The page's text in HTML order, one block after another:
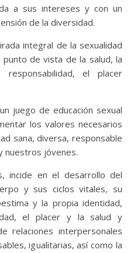
a sus intereses y con un
de la diversidad.
integral de la sexualidad
de vista de la salud, la
el placer
juego de educación sexual
los valores necesarios
sana, diversa, responsable
nuestros jóvenes.
incide en el desarrollo del
y sus ciclos vitales, su
y la propia identidad,
el placer y la salud y
relaciones interpersonales
igualitarias, así como la